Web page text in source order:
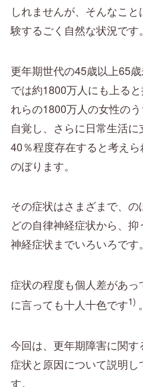
しれませんが、そんなこ
験するごく自然な状況です。
更年期世代の45歳以上65
では約1800万人にも上る
れらの1800万人の女性の
自覚し、さらに日常生活
40％程度存在すると考え
のぼります。
その症状はさまざまで、
どの自律神経症状から、
神経症状までいろいろです。
症状の程度も個人差があ
に言っても十人十色です1) 。
今回は、更年期障害に関す
症状と原因について説明し
す。